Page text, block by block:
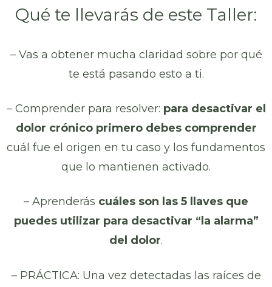
Qué te llevarás de este Taller:
– Vas a obtener mucha claridad sobre por qué
te está pasando esto a ti.
– Comprender para resolver: para desactivar el
dolor crónico primero debes comprender
cuál fue el origen en tu caso y los fundamentos
que lo mantienen activado.
– Aprenderás cuáles son las 5 llaves que
puedes utilizar para desactivar “la alarma”
del dolor.
– PRÁCTICA: Una vez detectadas las raíces de